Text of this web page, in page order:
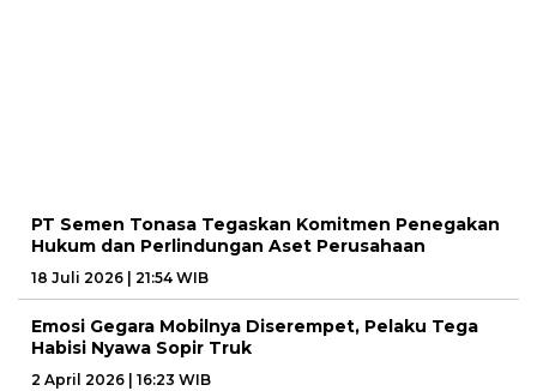
PT Semen Tonasa Tegaskan Komitmen Penegakan
Hukum dan Perlindungan Aset Perusahaan
18 Juli 2026 | 21:54 WIB
Emosi Gegara Mobilnya Diserempet, Pelaku Tega
Habisi Nyawa Sopir Truk
2 April 2026 | 16:23 WIB